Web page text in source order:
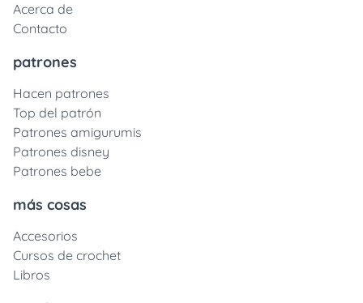
Acerca de
Contacto
patrones
Hacen patrones
Top del patrón
Patrones amigurumis
Patrones disney
Patrones bebe
más cosas
Accesorios
Cursos de crochet
Libros